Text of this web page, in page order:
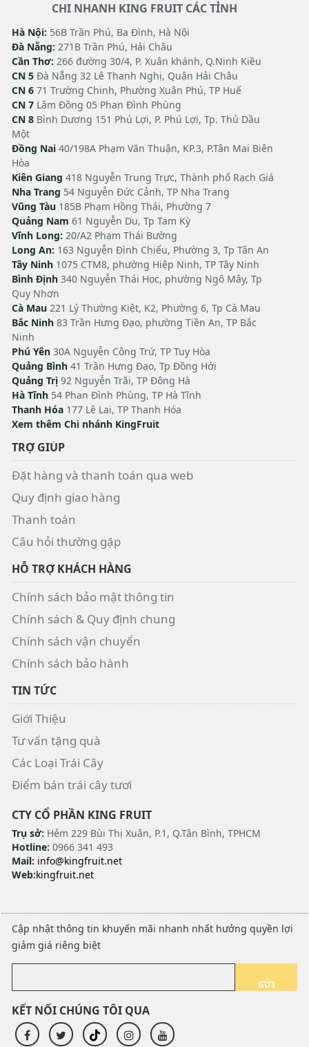
CHI NHANH KING FRUIT CÁC TỈNH
Hà Nội: 56B Trần Phú, Ba Đình, Hà Nội
Đà Nẵng: 271B Trần Phú, Hải Châu
Cần Thơ: 266 đường 30/4, P. Xuân khánh, Q.Ninh Kiều
CN 5 Đà Nẵng 32 Lê Thanh Nghị, Quận Hải Châu
CN 6 71 Trường Chinh, Phường Xuân Phú, TP Huế
CN 7 Lâm Đồng 05 Phan Đình Phùng
CN 8 Bình Dương 151 Phú Lợi, P. Phú Lợi, Tp. Thủ Dầu
Một
Đồng Nai 40/198A Phạm Văn Thuận, KP.3, P.Tân Mai Biên
Hòa
Kiên Giang 418 Nguyễn Trung Trực, Thành phố Rạch Giá
Nha Trang 54 Nguyễn Đức Cảnh, TP Nha Trang
Vũng Tàu 185B Phạm Hồng Thái, Phường 7
Quảng Nam 61 Nguyễn Du, Tp Tam Kỳ
Vĩnh Long: 20/A2 Phạm Thái Bường
Long An: 163 Nguyễn Đình Chiểu, Phường 3, Tp Tân An
Tây Ninh 1075 CTM8, phường Hiệp Ninh, TP Tây Ninh
Bình Định 340 Nguyễn Thái Học, phường Ngô Mây, Tp
Quy Nhơn
Cà Mau 221 Lý Thường Kiệt, K2, Phường 6, Tp Cà Mau
Bắc Ninh 83 Trần Hưng Đạo, phường Tiền An, TP Bắc
Ninh
Phú Yên 30A Nguyễn Công Trứ, TP Tuy Hòa
Quảng Bình 41 Trần Hưng Đạo, Tp Đồng Hới
Quảng Trị 92 Nguyễn Trãi, TP Đông Hà
Hà Tĩnh 54 Phan Đình Phùng, TP Hà Tĩnh
Thanh Hóa 177 Lê Lai, TP Thanh Hóa
Xem thêm Chi nhánh KingFruit
TRỢ GIÚP
Đặt hàng và thanh toán qua web
Quy định giao hàng
Thanh toán
Câu hỏi thường gặp
HỖ TRỢ KHÁCH HÀNG
Chính sách bảo mật thông tin
Chính sách & Quy định chung
Chính sách vận chuyển
Chính sách bảo hành
TIN TỨC
Giới Thiệu
Tư vấn tặng quà
Các Loại Trái Cây
Điểm bán trái cây tươi
CTY CỔ PHẦN KING FRUIT
Trụ sở: Hẻm 229 Bùi Thị Xuân, P.1, Q.Tân Bình, TPHCM
Hotline: 0966 341 493
Mail: info@kingfruit.net
Web:kingfruit.net
Cập nhật thông tin khuyến mãi nhanh nhất hưởng quyền lợi
giảm giá riêng biệt
GỬI
KẾT NỐI CHÚNG TÔI QUA